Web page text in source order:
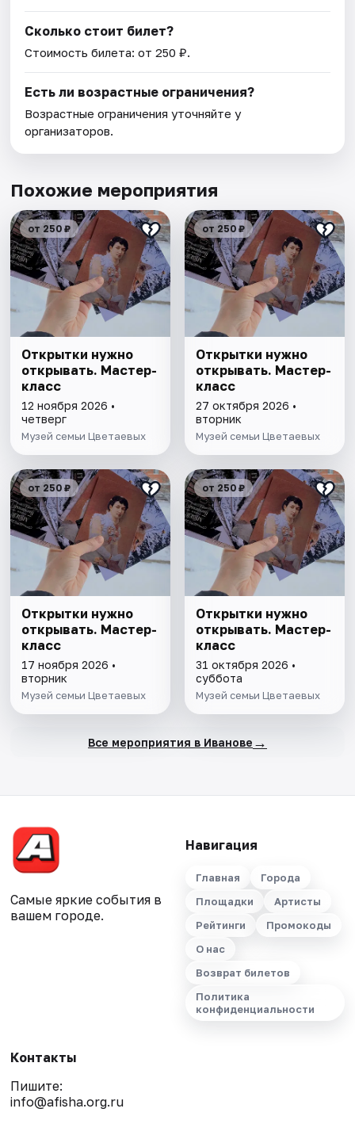
Сколько стоит билет?
Стоимость билета: от 250 ₽.
Есть ли возрастные ограничения?
Возрастные ограничения уточняйте у
организаторов.
Похожие мероприятия
от 250 ₽
Открытки нужно
открывать. Мастер-
класс
12 ноября 2026 •
четверг
Музей семьи Цветаевых
от 250 ₽
Открытки нужно
открывать. Мастер-
класс
27 октября 2026 •
вторник
Музей семьи Цветаевых
от 250 ₽
Открытки нужно
открывать. Мастер-
класс
17 ноября 2026 •
вторник
Музей семьи Цветаевых
от 250 ₽
Открытки нужно
открывать. Мастер-
класс
31 октября 2026 •
суббота
Музей семьи Цветаевых
Все мероприятия в Иванове →
Самые яркие события в
вашем городе.
Навигация
Главная
Города
Площадки
Артисты
Рейтинги
Промокоды
О нас
Возврат билетов
Политика
конфиденциальности
Контакты
Пишите:
info@afisha.org.ru